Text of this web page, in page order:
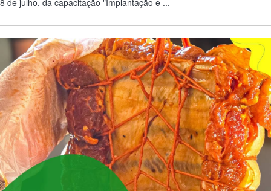
8 de julho, da capacitação "Implantação e ...